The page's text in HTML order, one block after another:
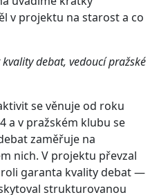
v projektu na starost a co
debat, vedoucí pražské
se věnuje od roku
a v pražském klubu se
zaměřuje na
nich. V projektu převzal
garanta kvality debat —
strukturovanou